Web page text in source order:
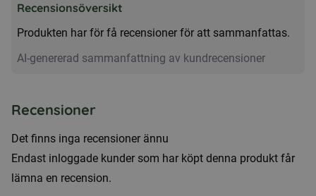
Light
mängd
Recensionsöversikt
Produkten har för få recensioner för att sammanfattas.
AI-genererad sammanfattning av kundrecensioner
Recensioner
Det finns inga recensioner ännu
Endast inloggade kunder som har köpt denna produkt får
lämna en recension.